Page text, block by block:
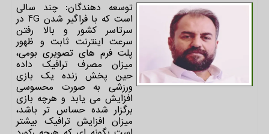
توسعه دهندگان: چند سالی
است که با فراگیر شدن 4G در
سرتاسر کشور و بالا رفتن
سرعت اینترنت ثابت و ظهور
پلت فرم های تصویری بومی،
میزان مصرف ترافیک داده
حین پخش زنده یک بازی
ورزشی به صورت محسوسی
افزایش می یابد و هرچه بازی
برگزار شده حساس تر باشد،
میزان افزایش ترافیک بیشتر